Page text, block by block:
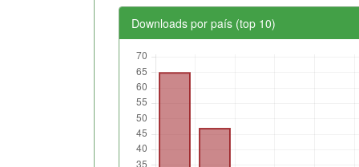
Downloads por país (top 10)